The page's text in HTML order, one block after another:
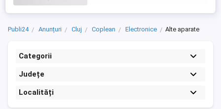
Publi24 Anunțuri Cluj Coplean Electronice Alte aparate
Categorii
Județe
Localități